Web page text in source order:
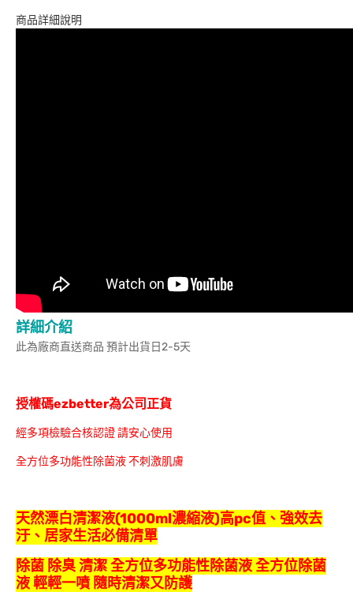
商品詳細說明
詳細介紹
此為廠商直送商品 預計出貨日2-5天
授權碼ezbetter為公司正貨
經多項檢驗合核認證 請安心使用
全方位多功能性除菌液 不刺激肌膚
天然漂白清潔液(1000ml濃縮液)高pc值、強效去
汙、居家生活必備清單
除菌 除臭 清潔 全方位多功能性除菌液 全方位除菌
液 輕輕一噴 隨時清潔又防護